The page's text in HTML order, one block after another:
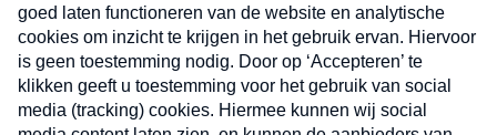
Verzend